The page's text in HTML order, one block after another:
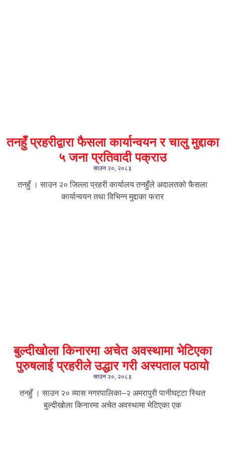
तनहुँ प्रहरीद्वारा फैसला कार्यान्वयन र चालु मुद्दाका
५ जना प्रतिवादी पक्राउ
साउन २०, २०८३
तनहुँ । साउन २० जिल्ला प्रहरी कार्यालय तनहुँले अदालतको फैसला
कार्यान्वयन तथा विभिन्न मुद्दाका फरार
बुल्दीखोला किनारमा अचेत अवस्थामा भेटिएका
पुरुषलाई प्रहरीले उद्धार गरी अस्पताल पठायो
साउन २०, २०८३
तनहुँ । साउन २० व्यास नगरपालिका–२ अमरापुरी पानीघट्टा स्थित
बुल्दीखोला किनारमा अचेत अवस्थामा भेटिएका एक